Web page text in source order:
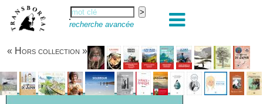
recherche avancée
« Hors collection »